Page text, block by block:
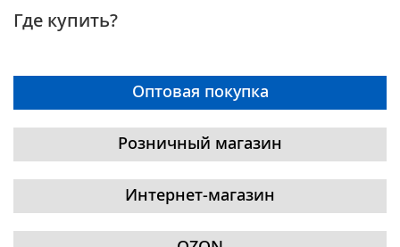
Где купить?
Оптовая покупка
Розничный магазин
Интернет-магазин